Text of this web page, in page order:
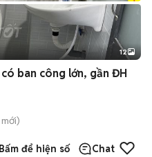
+2
12
ban công lớn, gần ĐH
mới)
Bấm để hiện số Chat